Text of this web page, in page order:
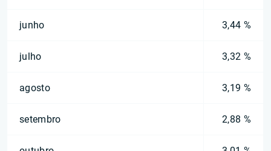
junho 3,44 %
julho 3,32 %
agosto 3,19 %
setembro 2,88 %